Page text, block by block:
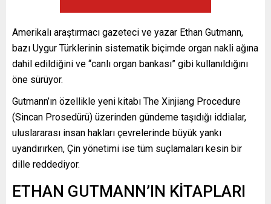
Amerikalı araştırmacı gazeteci ve yazar Ethan Gutmann,
bazı Uygur Türklerinin sistematik biçimde organ nakli ağına
dahil edildiğini ve “canlı organ bankası” gibi kullanıldığını
öne sürüyor.
Gutmann’ın özellikle yeni kitabı The Xinjiang Procedure
(Sincan Prosedürü) üzerinden gündeme taşıdığı iddialar,
uluslararası insan hakları çevrelerinde büyük yankı
uyandırırken, Çin yönetimi ise tüm suçlamaları kesin bir
dille reddediyor.
ETHAN GUTMANN’IN KİTAPLARI